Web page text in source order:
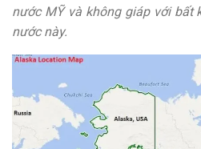
nước MỸ và không giáp với bất
nước này.